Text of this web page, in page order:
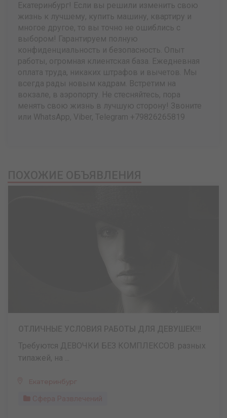
Екатеринбург! Если вы решили изменить свою
жизнь к лучшему, купить машину, квартиру и
многое другое, то вы точно не ошиблись с
выбором! Гарантируем полную
конфиденциальность и безопасность. Опыт
работы, огромная клиентская база. Ежедневная
оплата труда, никаких штрафов и вычетов. Мы
всегда рады новым кадрам. Встретим на
вокзале, в аэропорту. Не стесняйтесь, пора
менять свою жизнь в лучшую сторону! Звоните
или WhatsApp, Viber, Telegram +79826265819
Требуются ДЕВОЧКИ БЕЗ КОМПЛЕКСОВ. разных
типажей, на ...
Екатеринбург
Сфера Развлечений